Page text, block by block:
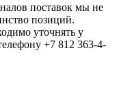
поставок мы не
позиций.
уточнять у
+7 812 363-4-